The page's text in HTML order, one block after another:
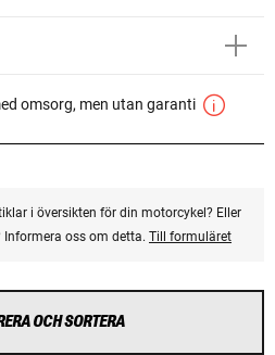
omsorg, men utan garanti
i översikten för din motorcykel? Eller
oss om detta. Till formuläret
OCH SORTERA